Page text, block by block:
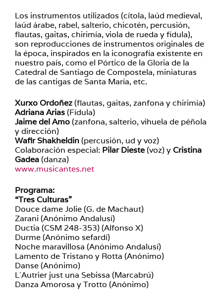
Los instrumentos utilizados (cítola, laúd medieval,
laúd árabe, rabel, salterio, chicotén, percusión,
flautas, gaitas, chirimía, viola de rueda y fídula),
son reproducciones de instrumentos originales de
la época, inspirados en la iconografía existente en
nuestro país, como el Pórtico de la Gloria de la
Catedral de Santiago de Compostela, miniaturas
de las cantigas de Santa María, etc.
Xurxo Ordoñez(flautas, gaitas, zanfona y chirimía)
Adriana Arias(Fídula)
Jaime del Amo(zanfona, salterio, vihuela de péñola
y dirección)
Wafir Shakheldin(percusión, ud y voz)
Colaboración especial: Pilar Dieste(voz) y Cristina
Gadea(danza)
www.musicantes.net
Programa:
“Tres Culturas”
Douce dame Jolie (G. de Machaut)
Zarani (Anónimo Andalusí)
Ductia (CSM 248-353) (Alfonso X)
Durme (Anónimo sefardí)
Noche maravillosa (Anónimo Andalusí)
Lamento de Tristano y Rotta (Anónimo)
Danse (Anónimo)
L´Autrier just una Sebissa (Marcabrú)
Danza Amorosa y Trotto (Anónimo)